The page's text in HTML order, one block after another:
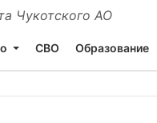
Чукотского АО
СВО Образование